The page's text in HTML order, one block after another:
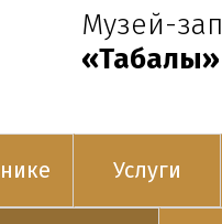
Музей-
«Таңбалы»
Услуги